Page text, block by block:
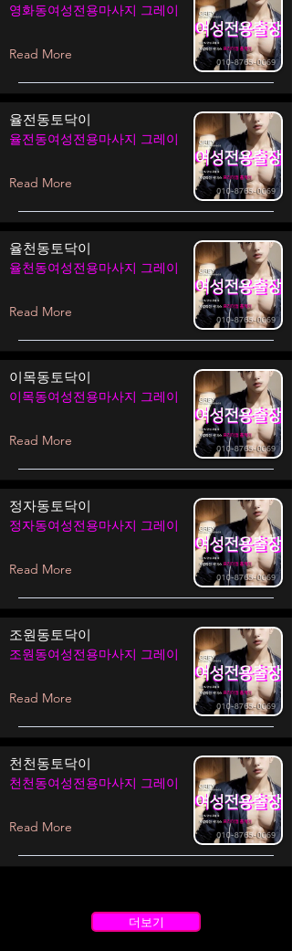
영화동여성전용마사지 그레이
Read More
율전동토닥이
율전동여성전용마사지 그레이
Read More
율천동토닥이
율천동여성전용마사지 그레이
Read More
이목동토닥이
이목동여성전용마사지 그레이
Read More
정자동토닥이
정자동여성전용마사지 그레이
Read More
조원동토닥이
조원동여성전용마사지 그레이
Read More
천천동토닥이
천천동여성전용마사지 그레이
Read More
더보기